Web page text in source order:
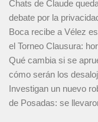
Chats de Claude
debate por la
Boca recibe a Vélez
el Torneo Clausura:
Qué cambia si se
cómo serán los
Investigan un nuevo
de Posadas: se